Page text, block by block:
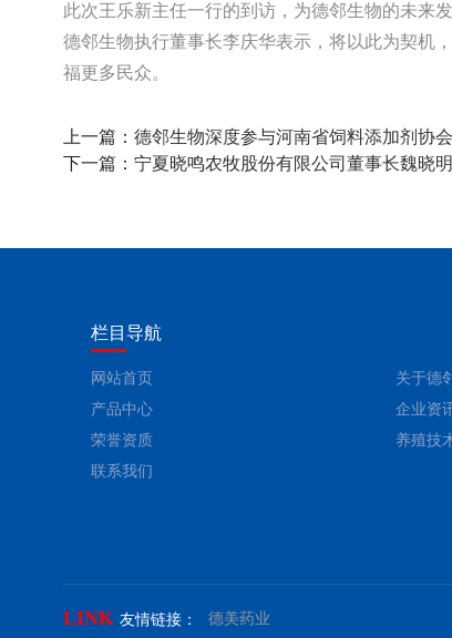
此次王乐新主任一行的到访，为德邻生物的未来
德邻生物执行董事长李庆华表示，将以此为契机
福更多民众。
上一篇： 德邻生物深度参与河南省饲料添加剂协
下一篇： 宁夏晓鸣农牧股份有限公司董事长魏晓
栏目导航
网站首页
关于德
产品中心
企业资
荣誉资质
养殖技
联系我们
LINK 友情链接： 德美药业